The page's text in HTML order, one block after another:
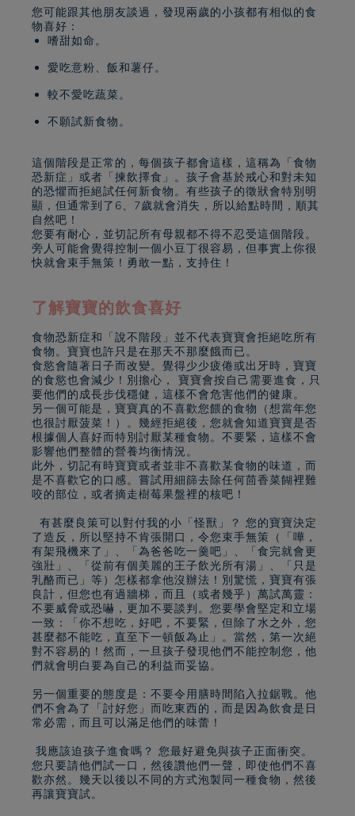
您可能跟其他朋友談過，發現兩歲的小孩都有相似的食
物喜好：
嗜甜如命。
愛吃意粉、飯和薯仔。
較不愛吃蔬菜。
不願試新食物。
這個階段是正常的，每個孩子都會這樣，這稱為「食物
恐新症」或者「揀飲擇食」。孩子會基於戒心和對未知
的恐懼而拒絕試任何新食物。有些孩子的徵狀會特別明
顯，但通常到了6、7歲就會消失，所以給點時間，順其
自然吧！
您要有耐心，並切記所有母親都不得不忍受這個階段。
旁人可能會覺得控制一個小豆丁很容易，但事實上你很
快就會束手無策！勇敢一點，支持住！
了解寶寶的飲食喜好
食物恐新症和「說不階段」並不代表寶寶會拒絕吃所有
食物。寶寶也許只是在那天不那麼餓而已。
食慾會隨著日子而改變。覺得少少疲倦或出牙時，寶寶
的食慾也會減少！別擔心， 寶寶會按自己需要進食，只
要他們的成長步伐穩健，這樣不會危害他們的健康。
另一個可能是，寶寶真的不喜歡您餵的食物（想當年您
也很討厭菠菜！）。幾經拒絕後，您就會知道寶寶是否
根據個人喜好而特別討厭某種食物。不要緊，這樣不會
影響他們整體的營養均衡情況。
此外，切記有時寶寶或者並非不喜歡某食物的味道，而
是不喜歡它的口感。嘗試用細篩去除任何茴香菜餬裡難
咬的部位，或者摘走樹莓果盤裡的核吧！
有甚麼良策可以對付我的小「怪獸」？ 您的寶寶決定
了造反，所以堅持不肯張開口，令您束手無策（「嘩，
有架飛機來了」、「為爸爸吃一羹吧」、「食完就會更
強壯」、「從前有個美麗的王子飲光所有湯」、「只是
乳酪而已」等）怎樣都拿他沒辦法！別驚慌，寶寶有張
良計，但您也有過牆梯，而且（或者幾乎）萬試萬靈：
不要威脅或恐嚇，更加不要談判。您要學會堅定和立場
一致：「你不想吃，好吧，不要緊，但除了水之外，您
甚麼都不能吃，直至下一頓飯為止」。當然，第一次絕
對不容易的！然而，一旦孩子發現他們不能控制您，他
們就會明白要為自己的利益而妥協。
另一個重要的態度是：不要令用膳時間陷入拉鋸戰。他
們不會為了「討好您」而吃東西的，而是因為飲食是日
常必需，而且可以滿足他們的味蕾！
我應該迫孩子進食嗎？ 您最好避免與孩子正面衝突。
您只要請他們試一口，然後讚他們一聲，即使他們不喜
歡亦然。幾天以後以不同的方式泡製同一種食物，然後
再讓寶寶試。